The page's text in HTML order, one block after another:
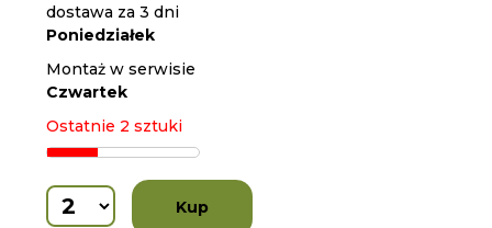
dostawa za 3 dni
Poniedziałek
Montaż w serwisie
Czwartek
Ostatnie 2 sztuki
Kup